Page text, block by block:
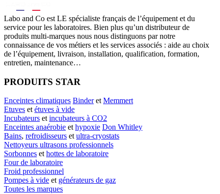
Labo and Co est LE spécialiste français de l’équipement et du
service pour les laboratoires. Bien plus qu’un distributeur de
produits multi-marques nous nous distinguons par notre
connaissance de vos métiers et les services associés : aide au choix
de l’équipement, livraison, installation, qualification, formation,
entretien, maintenance…
PRODUITS STAR
Enceintes climatiques BinderetMemmert
Etuves etétuves à vide
Incubateurs etincubateurs à CO2
Enceintes anaérobie ethypoxie Don Whitley
Bains, refroidisseurs etultra-cryostats
Nettoyeurs ultrasons professionnels
Sorbonnes ethottes de laboratoire
Four de laboratoire
Froid professionnel
Pompes à vide et générateurs de gaz
Toutes les marques